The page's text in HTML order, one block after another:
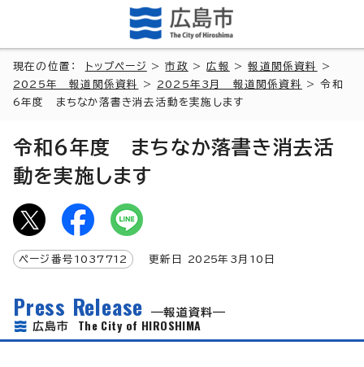
現在の位置： トップページ >市政 >広報 >報道関係資料
>
2025年 報道関係資料
> 2025年3月 報道関係資料
> 令和
6年度 まちなか落書き消去活動を実施します
令和6年度 まちなか落書き消去活
動を実施します
ページ番号 1037712 更新日 2025年3月 10 日
Press Release
報道資料
広島市 The City of HIROSHIMA